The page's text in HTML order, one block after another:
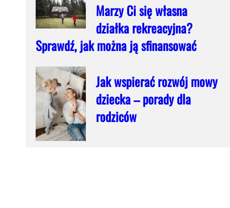
Marzy Ci się własna
działka rekreacyjna?
Sprawdź, jak można ją sfinansować
Jak wspierać rozwój mowy
dziecka – porady dla
rodziców